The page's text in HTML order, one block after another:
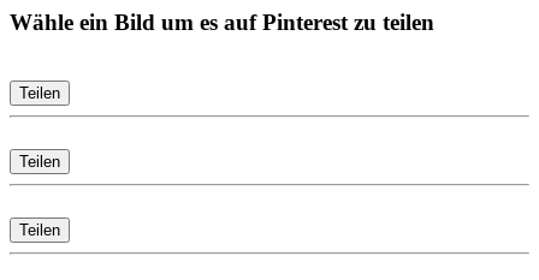
Wähle ein Bild um es auf Pinterest zu teilen
Teilen
Teilen
Teilen